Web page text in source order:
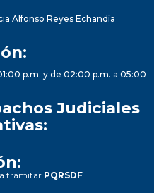
Alfonso Reyes Echandía
p.m. y de 02:00 p.m. a 05:00
Judiciales
tramitar PQRSDF